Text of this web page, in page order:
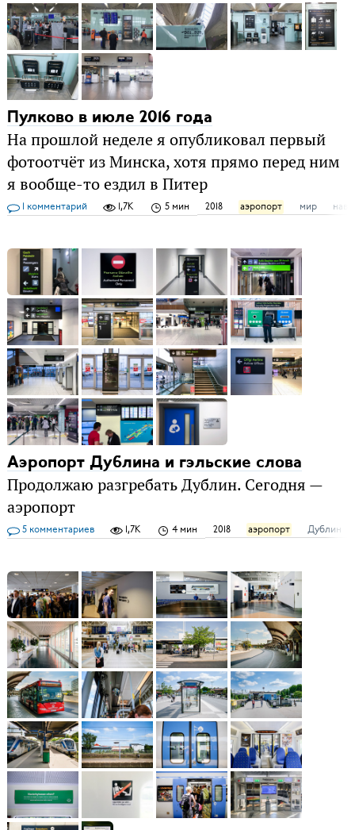
Пулково в июле 2016 года
На прошлой неделе я опубликовал первый
фотоотчёт из Минска, хотя прямо перед ним
я вообще-то ездил в Питер
1 комментарий 1,7K 5 мин 2018 аэропорт мир
Аэропорт Дублина и гэльские слова
Продолжаю разгребать Дублин. Сегодня —
аэропорт
5 комментариев 1,7K 4 мин 2018 аэропорт Дублин